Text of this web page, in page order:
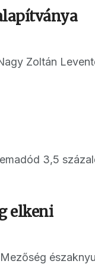
Zoltán
3,5
elkeni